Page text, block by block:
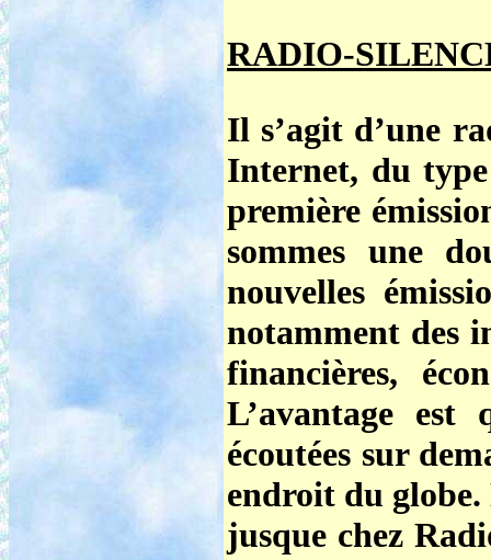
RADIO-
Il s’agit d’une
Internet, du
première
sommes une
nouvelles
notamment des
financières,
L’avantage est
écoutées sur
endroit du globe.
jusque chez